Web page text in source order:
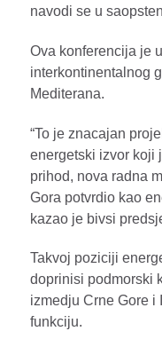
navodi se u
Ova konferencija je
interkontinentalnog
Mediterana.
“To je znacajan
energetski izvor koji
prihod, nova radna
Gora potvrdio kao
kazao je bivsi
Takvoj poziciji
doprinisi podmorski
izmedju Crne Gore i
funkciju.